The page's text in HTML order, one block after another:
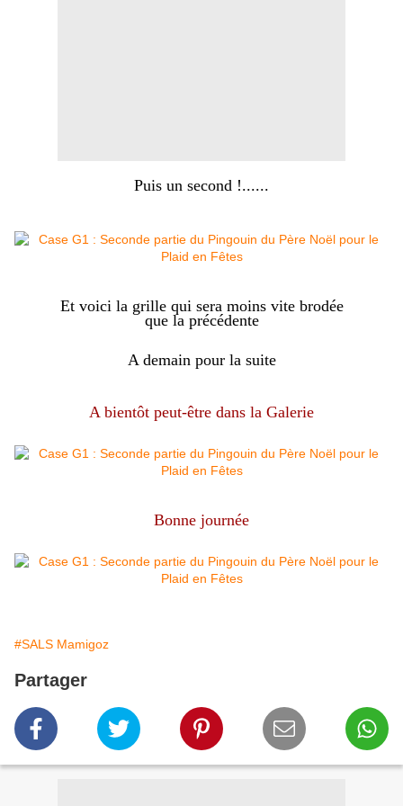
Puis un second !......
Et voici la grille qui sera moins vite brodée
que la précédente
A demain pour la suite
A bientôt peut-être dans la Galerie
Bonne journée
#SALS Mamigoz
Partager